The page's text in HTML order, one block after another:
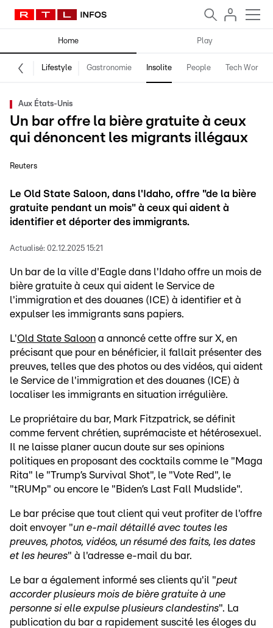
Home Play
Lifestyle Gastronomie Insolite People Tech World
Aux États-Unis
Un bar offre la bière gratuite à ceux
qui dénoncent les migrants illégaux
Reuters
Le Old State Saloon, dans l'Idaho, offre "de la bière
gratuite pendant un mois" à ceux qui aident à
identifier et déporter des immigrants.
Actualisé: 02.12.2025 15:21
Un bar de la ville d'Eagle dans l'Idaho offre un mois de
bière gratuite à ceux qui aident le Service de
l'immigration et des douanes (ICE) à identifier et à
expulser les immigrants sans papiers.
L'Old State Saloon a annoncé cette offre sur X, en
précisant que pour en bénéficier, il fallait présenter des
preuves, telles que des photos ou des vidéos, qui aident
le Service de l'immigration et des douanes (ICE) à
localiser les immigrants en situation irrégulière.
Le propriétaire du bar, Mark Fitzpatrick, se définit
comme fervent chrétien, suprémaciste et hétérosexuel.
Il ne laisse planer aucun doute sur ses opinions
politiques en proposant des cocktails comme le "Maga
Rita" le "Trump’s Survival Shot", le "Vote Red", le
"tRUMp" ou encore le "Biden’s Last Fall Mudslide".
Le bar précise que tout client qui veut profiter de l'offre
doit envoyer "un e-mail détaillé avec toutes les
preuves, photos, vidéos, un résumé des faits, les dates
et les heures" à l'adresse e-mail du bar.
Le bar a également informé ses clients qu'il "peut
accorder plusieurs mois de bière gratuite à une
personne si elle expulse plusieurs clandestins". La
publication du bar a rapidement suscité les éloges du